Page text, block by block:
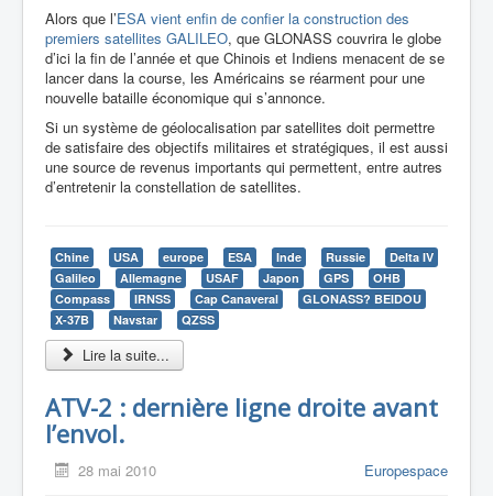
Alors que l’ESA vient enfin de confier la construction des
premiers satellites GALILEO, que GLONASS couvrira le globe
d’ici la fin de l’année et que Chinois et Indiens menacent de se
lancer dans la course, les Américains se réarment pour une
nouvelle bataille économique qui s’annonce.
Si un système de géolocalisation par satellites doit permettre
de satisfaire des objectifs militaires et stratégiques, il est aussi
une source de revenus importants qui permettent, entre autres
d’entretenir la constellation de satellites.
Chine USA europe ESA Inde Russie
Delta IV
Galileo
Allemagne USAF Japon GPS
OHB
Compass
IRNSS Cap Canaveral
GLONASS? BEIDOU
X-37B
Navstar QZSS
Lire la suite...
ATV-2 : dernière ligne droite avant
l’envol.
28 mai 2010 Europespace